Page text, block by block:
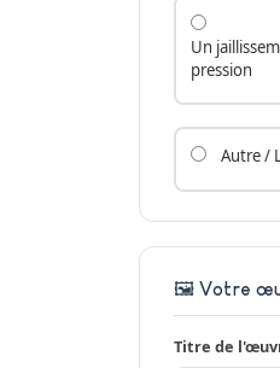
Un
pression
Autre /
🖼 Votre
Titre de